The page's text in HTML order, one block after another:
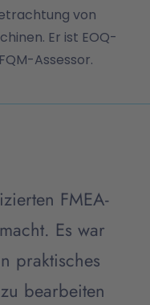
von
Er ist EOQ-
Assessor.
FMEA-
Es war
praktisches
bearbeiten